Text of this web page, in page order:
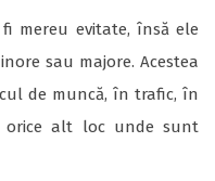
mereu evitate, însă ele
sau majore. Acestea
de muncă, în trafic, în
orice alt loc unde sunt